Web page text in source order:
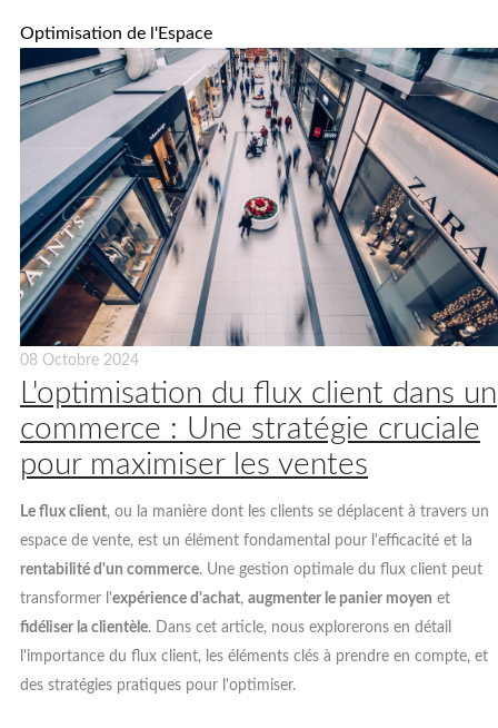
Optimisation de l'Espace
08 Octobre 2024
L'optimisation du flux client dans un
commerce : Une stratégie cruciale
pour maximiser les ventes
Le flux client, ou la manière dont les clients se déplacent à travers un
espace de vente, est un élément fondamental pour l'efficacité et la
rentabilité d'un commerce. Une gestion optimale du flux client peut
transformer l'expérience d'achat, augmenter le panier moyen et
fidéliser la clientèle. Dans cet article, nous explorerons en détail
l'importance du flux client, les éléments clés à prendre en compte, et
des stratégies pratiques pour l'optimiser.